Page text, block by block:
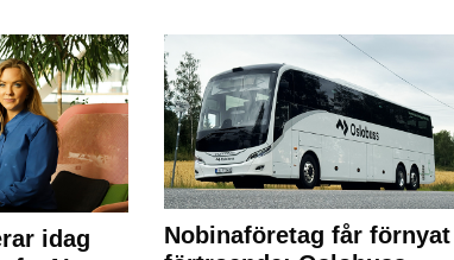
idag
Nobinaföretag får förnyat